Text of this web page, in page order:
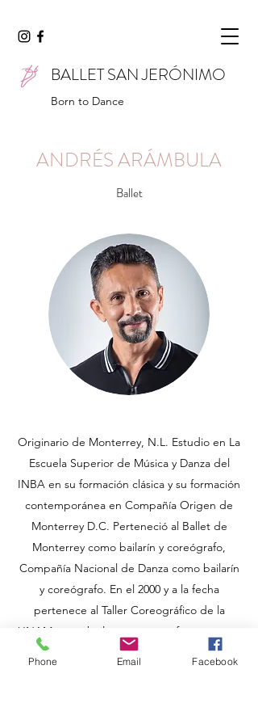
BALLET SAN JERÓNIMO
Born to Dance
ANDRÉS ARÁMBULA
Ballet
Originario de Monterrey, N.L. Estudio en La
Escuela Superior de Música y Danza del
INBA en su formación clásica y su formación
contemporánea en Compañía Origen de
Monterrey D.C. Perteneció al Ballet de
Monterrey como bailarín y coreógrafo,
Compañía Nacional de Danza como bailarín
y coreógrafo. En el 2000 y a la fecha
pertenece al Taller Coreográfico de la
UNAM como bailarín, coreógrafo y maestro.
Ha sido invitado a participar como bailarín,
Phone Email Facebook